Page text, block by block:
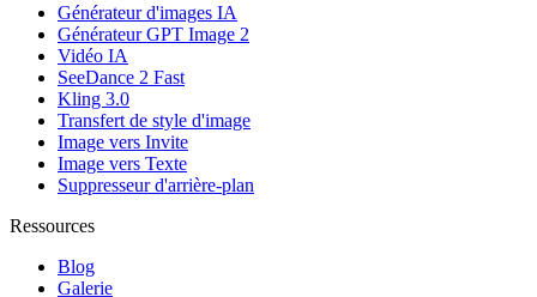
Générateur d'images IA
Générateur GPT Image 2
Vidéo IA
SeeDance 2 Fast
Kling 3.0
Transfert de style d'image
Image vers Invite
Image vers Texte
Suppresseur d'arrière-plan
Ressources
Blog
Galerie